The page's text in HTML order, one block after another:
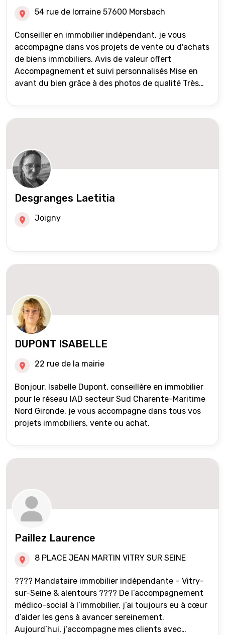
54 rue de lorraine 57600 Morsbach
Conseiller en immobilier indépendant, je vous
accompagne dans vos projets de vente ou d'achats
de biens immobiliers. Avis de valeur offert
Accompagnement et suivi personnalisés Mise en
avant du bien grâce à des photos de qualité Très
international) Validation du financement des
acquéreurs auprès de partenaires financiers
réseau Iad France et Iad Deutschland Inter agence
Desgranges Laetitia
Joigny
DUPONT ISABELLE
22 rue de la mairie
Bonjour, Isabelle Dupont, conseillère en immobilier
pour le réseau IAD secteur Sud Charente-Maritime
Nord Gironde, je vous accompagne dans tous vos
projets immobiliers, vente ou achat.
Paillez Laurence
8 PLACE JEAN MARTIN VITRY SUR SEINE
???? Mandataire immobilier indépendante – Vitry-
sur-Seine & alentours ???? De l’accompagnement
médico-social à l’immobilier, j’ai toujours eu à cœur
d’aider les gens à avancer sereinement.
Aujourd’hui, j’accompagne mes clients avec